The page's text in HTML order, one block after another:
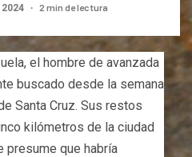
2 min de lectura
el hombre de avanzada
buscado desde la semana
Santa Cruz. Sus restos
kilómetros de la ciudad
presume que habría